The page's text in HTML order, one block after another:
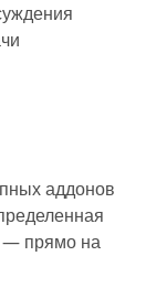
аддонов
— прямо на